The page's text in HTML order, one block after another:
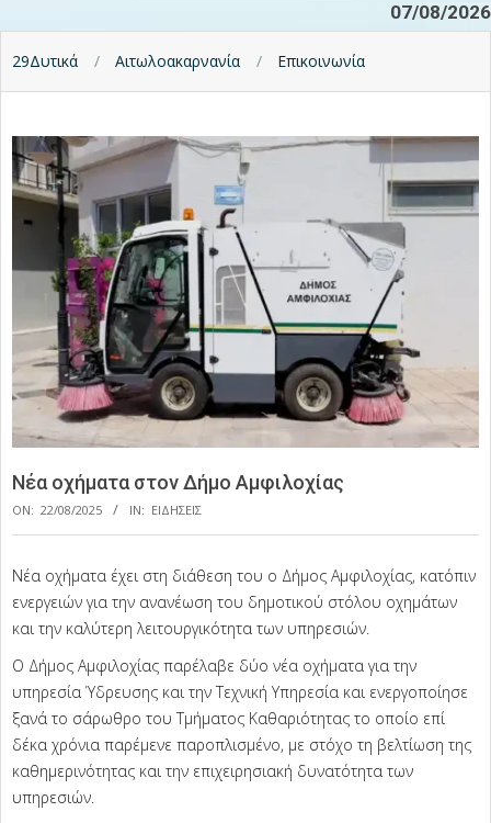
07/08/2026
29Δυτικά Αιτωλοακαρνανία Επικοινωνία
Νέα οχήματα στον Δήμο Αμφιλοχίας
ON: 22/08/2025 IN: ΕΙΔΗΣΕΙΣ
Νέα οχήματα έχει στη διάθεση του ο Δήμος Αμφιλοχίας, κατόπιν
ενεργειών για την ανανέωση του δημοτικού στόλου οχημάτων
και την καλύτερη λειτουργικότητα των υπηρεσιών.
Ο Δήμος Αμφιλοχίας παρέλαβε δύο νέα οχήματα για την
υπηρεσία Ύδρευσης και την Τεχνική Υπηρεσία και ενεργοποίησε
ξανά το σάρωθρο του Τμήματος Καθαριότητας το οποίο επί
δέκα χρόνια παρέμενε παροπλισμένο, με στόχο τη βελτίωση της
καθημερινότητας και την επιχειρησιακή δυνατότητα των
υπηρεσιών.